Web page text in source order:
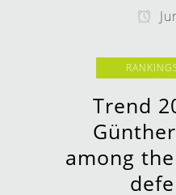
Trend
among